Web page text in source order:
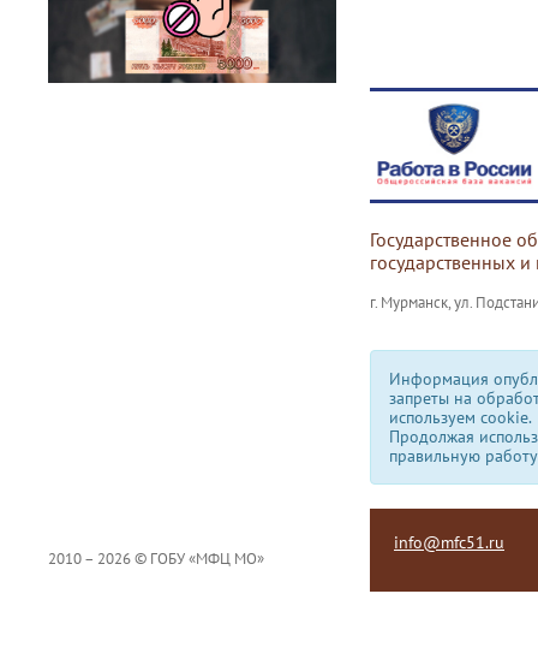
Государственное
государственных
г. Мурманск, ул.
Информация
запреты на
используем сookie.
Продолжая
правильную
2010 – 2026 © ГОБУ «МФЦ МО»
info@mfc51.ru